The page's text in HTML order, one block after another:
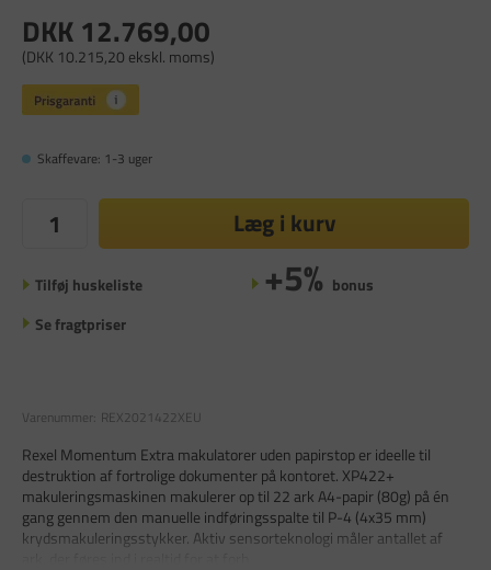
DKK 12.769,00
(DKK 10.215,20 ekskl. moms)
Skaffevare: 1-3 uger
Læg i kurv
Tilføj huskeliste +5% bonus
Se fragtpriser
Varenummer: REX2021422XEU
Rexel Momentum Extra makulatorer uden papirstop er ideelle til
destruktion af fortrolige dokumenter på kontoret. XP422+
makuleringsmaskinen makulerer op til 22 ark A4-papir (80g) på én
gang gennem den manuelle indføringsspalte til P-4 (4x35 mm)
krydsmakuleringsstykker. Aktiv sensorteknologi måler antallet af